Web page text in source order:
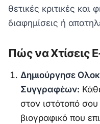
θετικές κριτικές
διαφημίσεις ή
Πώς να Χτίσεις
Δημιούργησε
Συγγραφέων:
στον ιστότοπό σου
βιογραφικό που